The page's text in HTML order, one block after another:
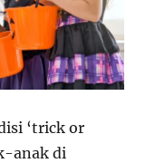
‘trick or
anak di